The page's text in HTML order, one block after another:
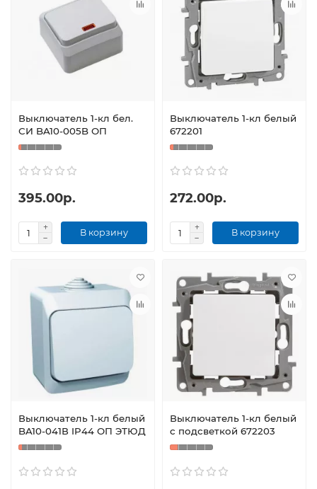
Выключатель 1-кл бел.
СИ BA10-005B ОП
395.00р.
В корзину
Выключатель 1-кл белый
672201
272.00р.
В корзину
Выключатель 1-кл белый
BA10-041В IP44 ОП ЭТЮД
Выключатель 1-кл белый
с подсветкой 672203